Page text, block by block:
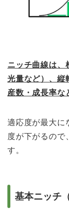
ニッチ曲線は、
光量など）、縦
産数・成長率な
適応度が最大に
度が下がるので
す。
基本ニッチ